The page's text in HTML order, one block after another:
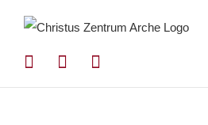
springen